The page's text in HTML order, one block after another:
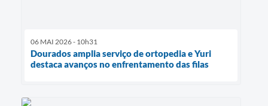
06 MAI 2026 - 10h31
Dourados amplia serviço de ortopedia e Yuri
destaca avanços no enfrentamento das filas